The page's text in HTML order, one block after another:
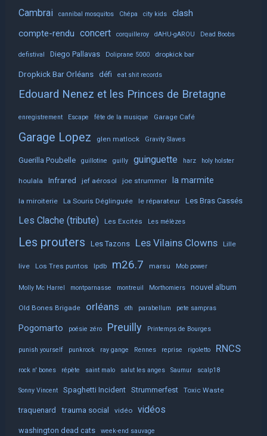
Cambrai cannibal mosquitos Chépa city kids
clash
compte-rendu concert corquilleroy dAHU-gAROU Dead Boobs
defistival Diego Pallavas Doliprane 5000 dropkick bar
Dropkick Bar Orléans défi eat shit records
Edouard Nenez et les Princes de Bretagne
enregistrement Escape fête de la musique Garage Café
Garage Lopez glen matlock Gravity Slaves
Guerilla Poubelle guillotine guilly guinguette harz holy holster
houlala Infrared jef aérosol joe strummer la marmite
la miroiterie La Souris Déglinguée le réparateur Les Bras Cassés
Les Clache (tribute) Les Excités Les mélèzes
Les prouters Les Tazons Les Vilains Clowns Lille
live Los Tres puntos lpdb m26.7 marsu Mob power
Molly Mc Harrel montparnasse montreuil Morthomiers nouvel album
Old Bones Brigade orléans oth parabellum pete sampras
Pogomarto poésie zéro Preuilly Printemps de Bourges
punish yourself punkrock ray gange Rennes reprise rigoletto RNCS
rock n' bones répète saint malo salut les anges Saumur scalp18
Sonny Vincent Spaghetti Incident Strummerfest Toxic Waste
traquenard trauma social vidéo vidéos
washington dead cats week-end sauvage